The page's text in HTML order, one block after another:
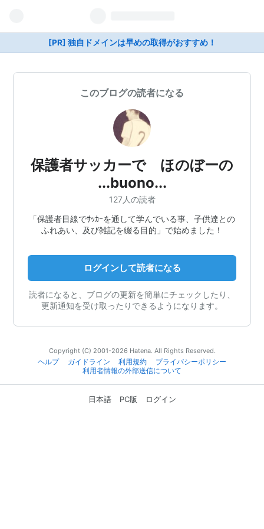
[PR] 独自ドメインは早めの取得がおすすめ！
このブログの読者になる
保護者サッカーで ほのぼーの
...buono...
127人の読者
「保護者目線でｻｯｶｰを通して学んでいる事、子供達との
ふれあい、及び雑記を綴る目的」で始めました！
ログインして読者になる
読者になると、ブログの更新を簡単にチェックしたり、
更新通知を受け取ったりできるようになります。
Copyright (C) 2001-2026 Hatena. All Rights Reserved.
ヘルプ
ガイドライン 利用規約
プライバシーポリシー
利用者情報の外部送信について
日本語 PC版 ログイン